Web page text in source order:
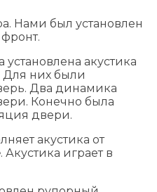
Нами был установлен
акустика
Для них были
Два динамика
Конечно была
двери.
акустика от
. Акустика играет в